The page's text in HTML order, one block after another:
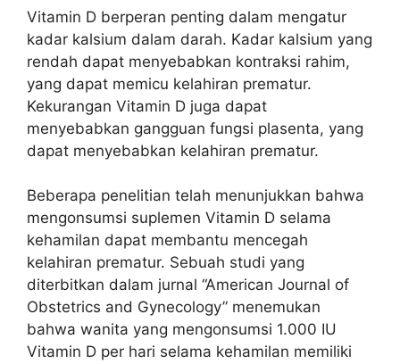
Vitamin D berperan penting dalam mengatur
kadar kalsium dalam darah. Kadar kalsium yang
rendah dapat menyebabkan kontraksi rahim,
yang dapat memicu kelahiran prematur.
Kekurangan Vitamin D juga dapat
menyebabkan gangguan fungsi plasenta, yang
dapat menyebabkan kelahiran prematur.
Beberapa penelitian telah menunjukkan bahwa
mengonsumsi suplemen Vitamin D selama
kehamilan dapat membantu mencegah
kelahiran prematur. Sebuah studi yang
diterbitkan dalam jurnal “American Journal of
Obstetrics and Gynecology” menemukan
bahwa wanita yang mengonsumsi 1.000 IU
Vitamin D per hari selama kehamilan memiliki